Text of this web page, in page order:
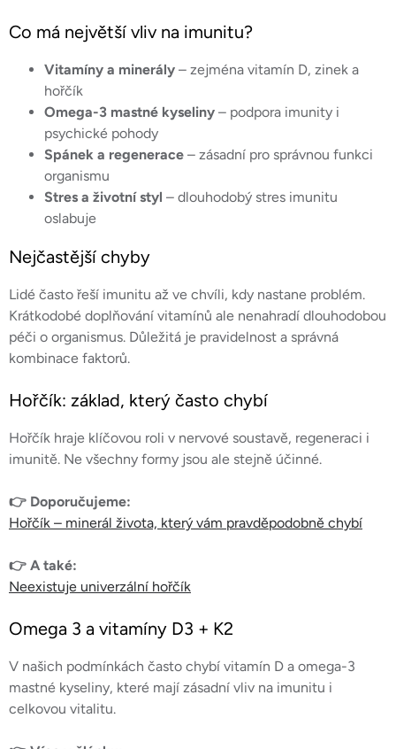
y
v
ý
p
i
s
Co má největší vliv na imunitu?
Vitamíny a minerály – zejména vitamín D, zinek a
hořčík
Omega-3 mastné kyseliny – podpora imunity i
psychické pohody
Spánek a regenerace – zásadní pro správnou funkci
organismu
Stres a životní styl – dlouhodobý stres imunitu
oslabuje
Nejčastější chyby
Lidé často řeší imunitu až ve chvíli, kdy nastane problém.
Krátkodobé doplňování vitamínů ale nenahradí dlouhodobou
péči o organismus. Důležitá je pravidelnost a správná
kombinace faktorů.
Hořčík: základ, který často chybí
Hořčík hraje klíčovou roli v nervové soustavě, regeneraci i
imunitě. Ne všechny formy jsou ale stejně účinné.
👉 Doporučujeme:
Hořčík – minerál života, který vám pravděpodobně chybí
👉 A také:
Neexistuje univerzální hořčík
Omega 3 a vitamíny D3 + K2
V našich podmínkách často chybí vitamín D a omega-3
mastné kyseliny, které mají zásadní vliv na imunitu i
celkovou vitalitu.